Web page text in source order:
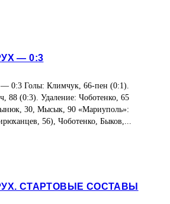
— 0:3
0:3 Голы: Климчук, 66-пен (0:1).
88 (0:3). Удаление: Чоботенко, 65
30, Мысык, 90 «Мариуполь»:
56), Чоботенко, Быков,...
СТАРТОВЫЕ СОСТАВЫ